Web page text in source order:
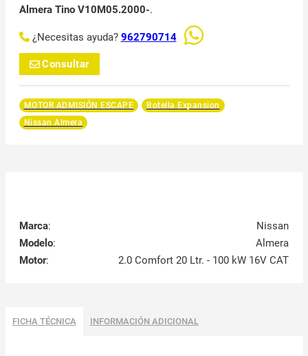
Almera Tino V10M05.2000-.
¿Necesitas ayuda? 962790714
Consultar
MOTOR ADMISIÓN ESCAPE
Botella Expansion
Nissan Almera
Marca:
Nissan
Modelo:
Almera
Motor: 2.0 Comfort 20 Ltr. - 100 kW 16V CAT
FICHA TÉCNICA INFORMACIÓN ADICIONAL